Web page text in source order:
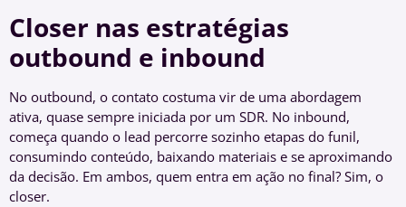
Closer nas estratégias
outbound e inbound
No outbound, o contato costuma vir de uma abordagem
ativa, quase sempre iniciada por um SDR. No inbound,
começa quando o lead percorre sozinho etapas do funil,
consumindo conteúdo, baixando materiais e se aproximando
da decisão. Em ambos, quem entra em ação no final? Sim, o
closer.